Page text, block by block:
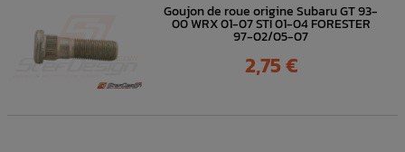
Goujon de roue origine Subaru GT 93-
00 WRX 01-07 STI 01-04 FORESTER
97-02/05-07
Prix
2,75 €